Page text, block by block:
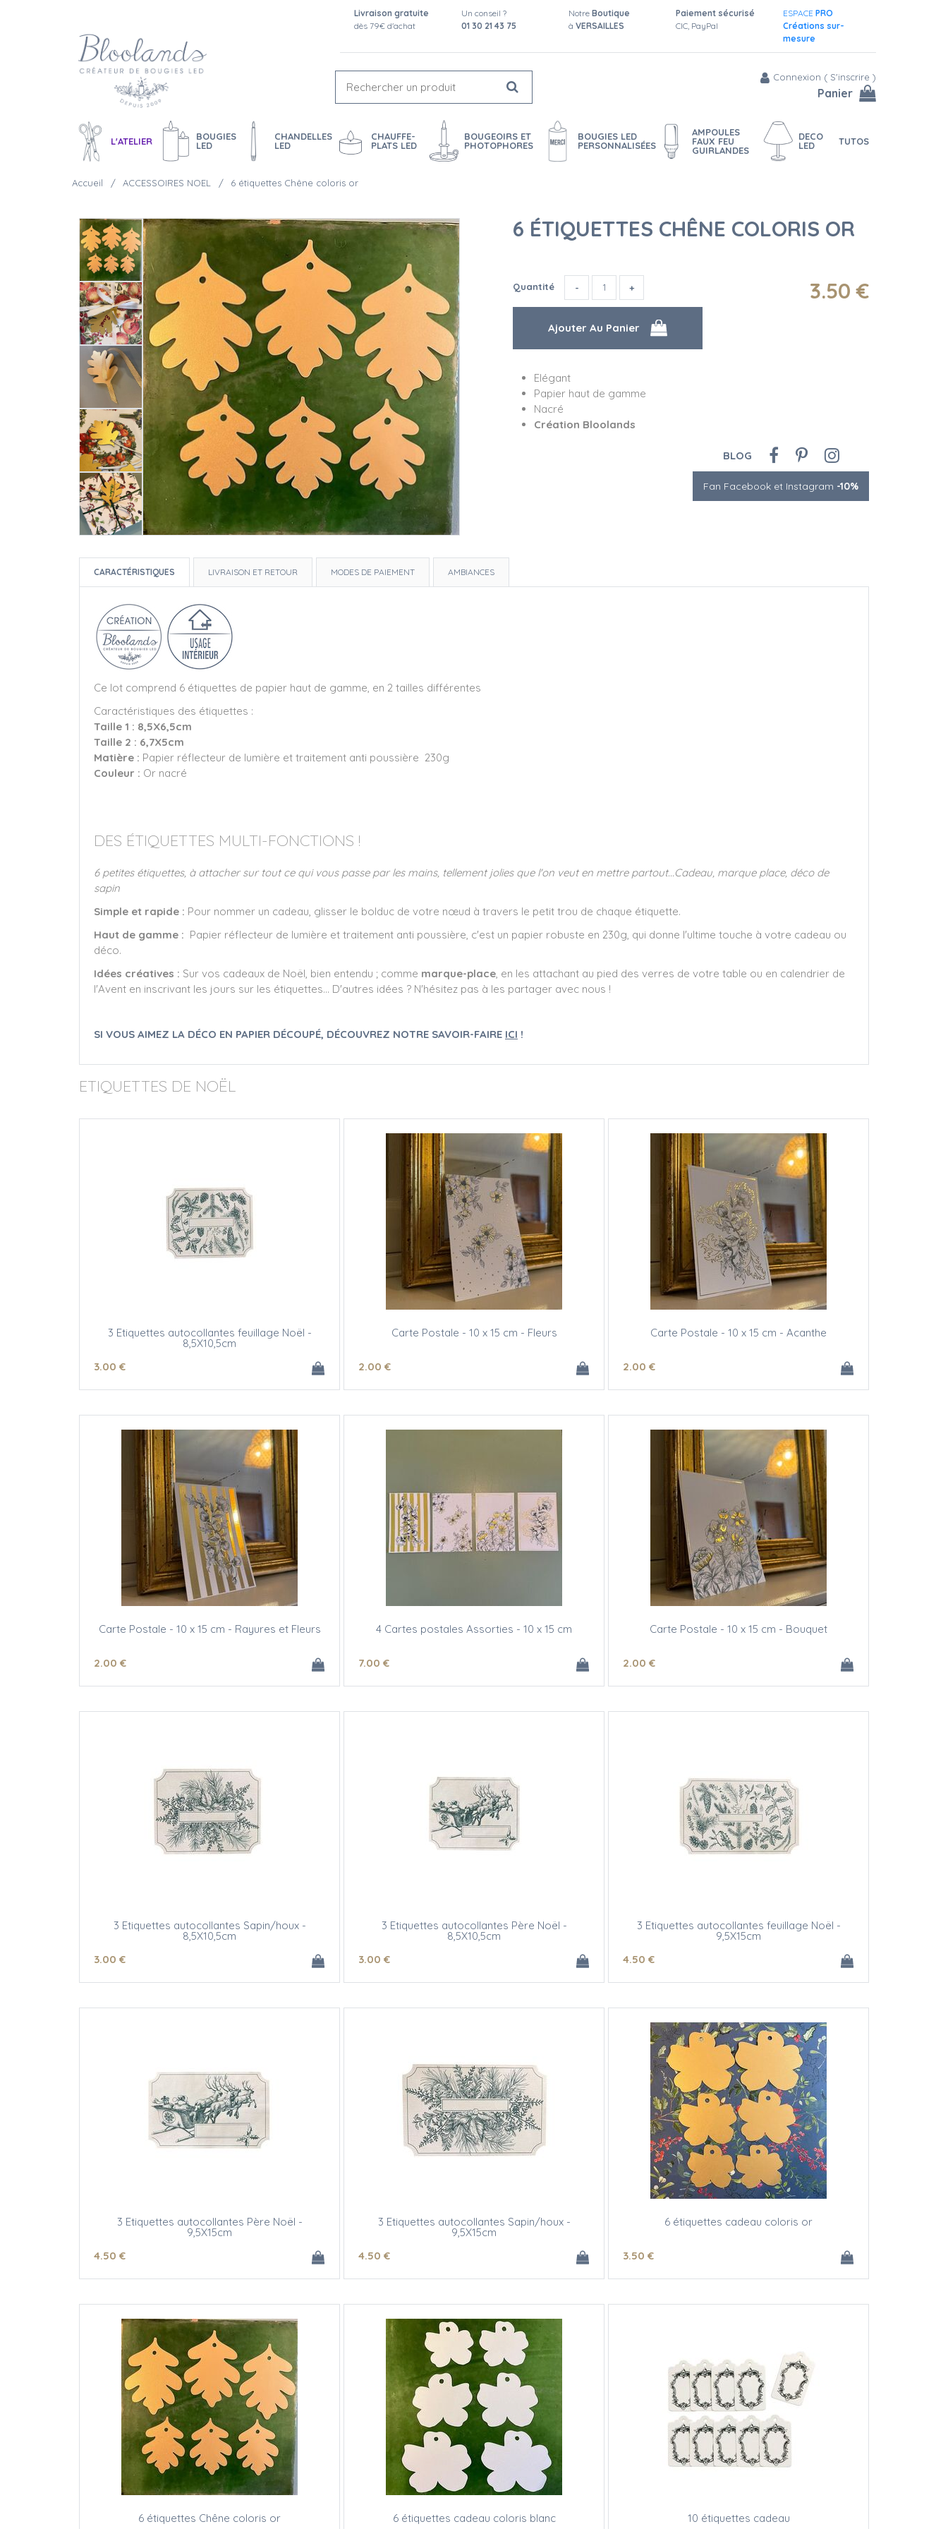
Livraison gratuite
dès 79€ d'achat
Un conseil ?
01 30 21 43 75
Notre Boutique
à VERSAILLES
Paiement sécurisé
CIC, PayPal
ESPACE PRO
Créations sur-
mesure
Connexion ( S'inscrire )
Panier
L'ATELIER
BOUGIES
LED
CHANDELLES
LED
CHAUFFE-
PLATS LED
BOUGEOIRS ET
PHOTOPHORES
BOUGIES LED
PERSONNALISÉES
AMPOULES
FAUX FEU
GUIRLANDES
DECO
LED
TUTOS
Accueil ACCESSOIRES NOEL 6 étiquettes Chêne coloris or
6 ÉTIQUETTES CHÊNE COLORIS OR
3.50 €
Quantité
Elégant
Papier haut de gamme
Nacré
Création Bloolands
BLOG
Fan Facebook et Instagram -10%
CARACTÉRISTIQUES LIVRAISON ET RETOUR MODES DE PAIEMENT AMBIANCES
Ce lot comprend 6 étiquettes de papier haut de gamme, en 2 tailles différentes
Caractéristiques des étiquettes :
Taille 1 : 8,5X6,5cm
Taille 2 : 6,7X5cm
Matière : Papier réflecteur de lumière et traitement anti poussière 230g
Couleur : Or nacré
DES ÉTIQUETTES MULTI-FONCTIONS !
6 petites étiquettes, à attacher sur tout ce qui vous passe par les mains, tellement jolies que l'on veut en mettre partout...Cadeau, marque place, déco de
sapin
Simple et rapide : Pour nommer un cadeau, glisser le bolduc de votre nœud à travers le petit trou de chaque étiquette.
Haut de gamme : Papier réflecteur de lumière et traitement anti poussière, c'est un papier robuste en 230g, qui donne l'ultime touche à votre cadeau ou
déco.
Idées créatives : Sur vos cadeaux de Noël, bien entendu ; comme marque-place, en les attachant au pied des verres de votre table ou en calendrier de
l'Avent en inscrivant les jours sur les étiquettes... D'autres idées ? N'hésitez pas à les partager avec nous !
SI VOUS AIMEZ LA DÉCO EN PAPIER DÉCOUPÉ, DÉCOUVREZ NOTRE SAVOIR-FAIRE ICI !
ETIQUETTES DE NOËL
3 Etiquettes autocollantes feuillage Noël -
8,5X10,5cm
3.00 €
Carte Postale - 10 x 15 cm - Fleurs
2.00 €
Carte Postale - 10 x 15 cm - Acanthe
2.00 €
Carte Postale - 10 x 15 cm - Rayures et Fleurs
2.00 €
4 Cartes postales Assorties - 10 x 15 cm
7.00 €
Carte Postale - 10 x 15 cm - Bouquet
2.00 €
3 Etiquettes autocollantes Sapin/houx -
8,5X10,5cm
3.00 €
3 Etiquettes autocollantes Père Noël -
8,5X10,5cm
3.00 €
3 Etiquettes autocollantes feuillage Noël -
9,5X15cm
4.50 €
3 Etiquettes autocollantes Père Noël -
9,5X15cm
4.50 €
3 Etiquettes autocollantes Sapin/houx -
9,5X15cm
4.50 €
6 étiquettes cadeau coloris or
3.50 €
6 étiquettes Chêne coloris or 6 étiquettes cadeau coloris blanc 10 étiquettes cadeau